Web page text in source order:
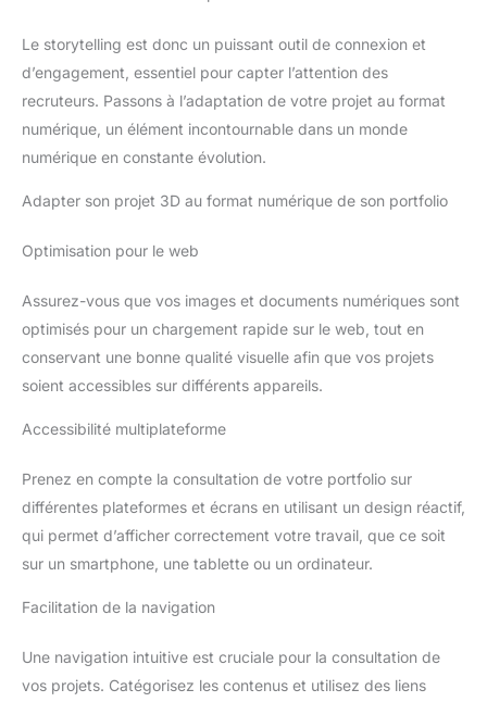
Le storytelling est donc un puissant outil de connexion et
d’engagement, essentiel pour capter l’attention des
recruteurs. Passons à l’adaptation de votre projet au format
numérique, un élément incontournable dans un monde
numérique en constante évolution.
Adapter son projet 3D au format numérique de son portfolio
Optimisation pour le web
Assurez-vous que vos images et documents numériques sont
optimisés pour un chargement rapide sur le web, tout en
conservant une bonne qualité visuelle afin que vos projets
soient accessibles sur différents appareils.
Accessibilité multiplateforme
Prenez en compte la consultation de votre portfolio sur
différentes plateformes et écrans en utilisant un design réactif,
qui permet d’afficher correctement votre travail, que ce soit
sur un smartphone, une tablette ou un ordinateur.
Facilitation de la navigation
Une navigation intuitive est cruciale pour la consultation de
vos projets. Catégorisez les contenus et utilisez des liens